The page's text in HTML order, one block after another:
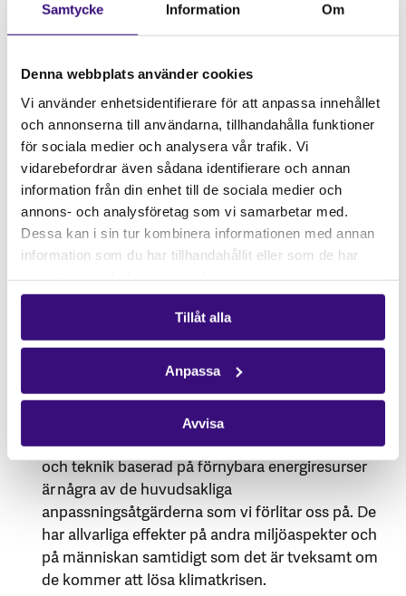
Samtycke Information Om
Denna webbplats använder cookies
Vi använder enhetsidentifierare för att anpassa innehållet
och annonserna till användarna, tillhandahålla funktioner
för sociala medier och analysera vår trafik. Vi
vidarebefordrar även sådana identifierare och annan
information från din enhet till de sociala medier och
annons- och analysföretag som vi samarbetar med.
Dessa kan i sin tur kombinera informationen med annan
information som du har tillhandahållit eller som de har
Tillåt alla
Anpassa
Avvisa
regler som skyddar mänskliga rättigheter och
miljön från effekterna dessa företag bidrar till.
Transnationella företag kan stämma stater när
deras investeringsintressen är hotade, men stater
har inte motsvarande verktyg för att kunna vidta
åtgärder som skyddar mänskliga rättigheter och
miljön.Afrikagrupperna vill även se att ISDS-
mekanismer i frihandelsavtal stoppas och vi
stödjer den pågående processen i FN för
ett globalt och bindande juridiskt avtal.
Investerare har ett ansvar att respektera
mänskliga rättigheteroch kan genom sina
investeringar underblåsa konflikter orsakade av
företagsmissbruk. Alla investerare och särskilt
statliga institutioner som nationella
pensionsfonder och exportkreditinstitut bör sluta
med investeringar i projekt som kränker
mänskliga rättigheter och förstör miljön.
Falska klimatlösningarsom netto nollutsläpp
och teknik baserad på förnybara energiresurser
är några av de huvudsakliga
anpassningsåtgärderna som vi förlitar oss på. De
har allvarliga effekter på andra miljöaspekter och
på människan samtidigt som det är tveksamt om
de kommer att lösa klimatkrisen.